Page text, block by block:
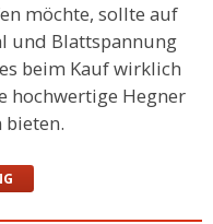
möchte, sollte auf
und Blattspannung
beim Kauf wirklich
hochwertige Hegner
bieten.